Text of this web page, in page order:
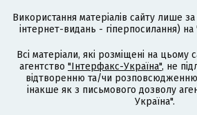
Використання матеріалів сайту лише
інтернет-видань - гіперпосилання) на
Всі матеріали, які розміщені на цьому
агентство "Інтерфакс-Україна", не
відтворенню та/чи
інакше як з письмового дозволу
Україна".